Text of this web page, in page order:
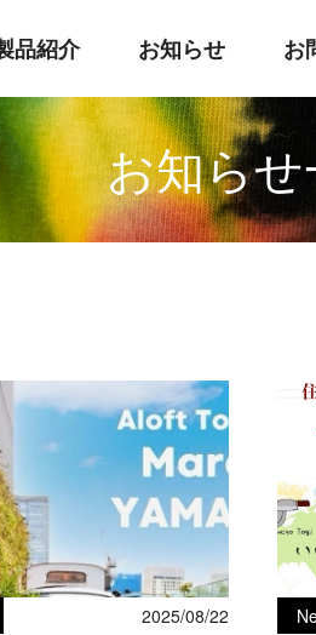
品紹介 お知らせ お
お知らせ
2025/08/22